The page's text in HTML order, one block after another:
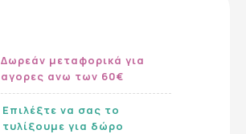
Δωρεάν μεταφορικά για
αγορες ανω των 60€
Επιλέξτε να σας το
τυλίξουμε για δώρο